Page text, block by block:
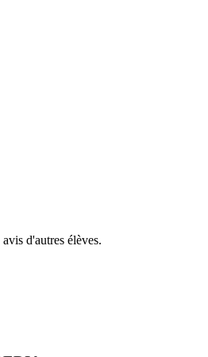
d'autres élèves.